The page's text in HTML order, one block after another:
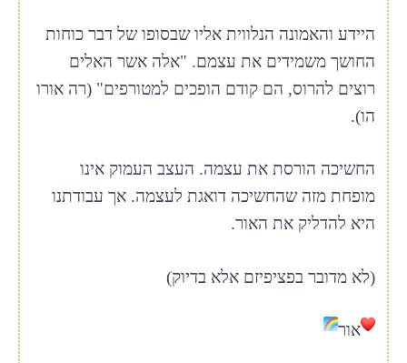
היידע והאמונה הנלווית אליו שבסופו של דבר כוחות
החושך משמידים את עצמם. "אלה אשר האלים
רוצים להרוס, הם קודם הופכים למטורפים" (רה אורו
הו).
החשיכה הורסת את עצמה. העצב העמוק אינו
מופחת מזה שהחשיכה דואגת לעצמה. אך עבודתנו
היא להדליק את האור.
(לא מדובר בפציפיזם אלא בדיוק)
אור